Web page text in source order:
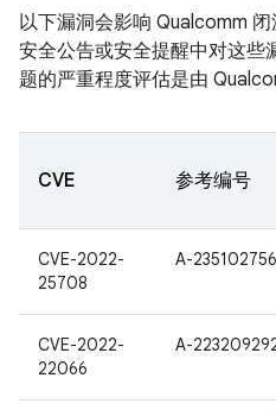
以下漏洞会影响 Qualcomm
安全公告或安全提醒中对这些
题的严重程度评估是由
CVE 参考编号
CVE-2022-
25708
A-235102756
CVE-2022-
22066
A-